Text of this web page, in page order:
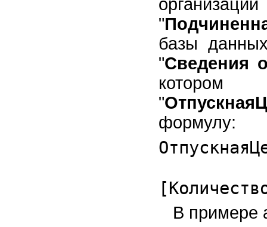
"
базы
"Сведения
котором
"
формулу:
В примере